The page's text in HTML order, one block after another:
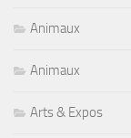
Animaux
Animaux
Arts & Expos